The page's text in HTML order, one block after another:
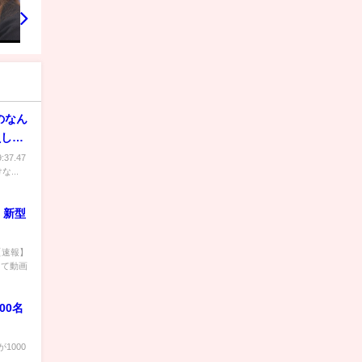
なん
て
...
新型
報】
動画
名
1000